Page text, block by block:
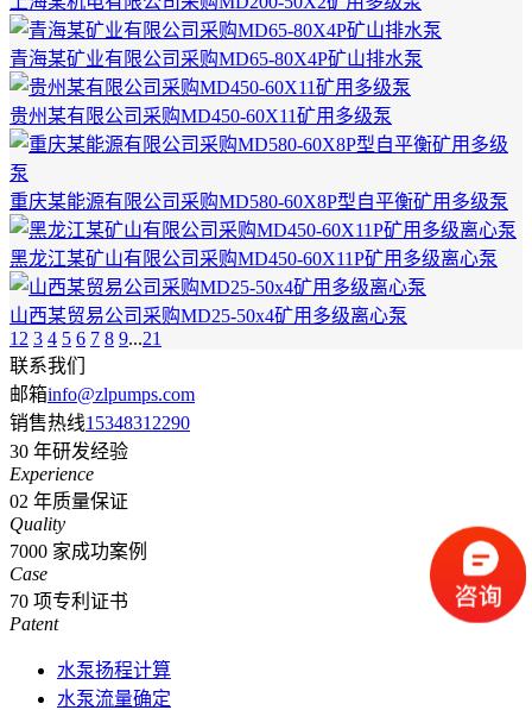
青海某矿业有限公司采购MD65-80X4P矿山排水泵
贵州某有限公司采购MD450-60X11矿用多级泵
重庆某能源有限公司采购MD580-60X8P型自平衡矿用多级泵
黑龙江某矿山有限公司采购MD450-60X11P矿用多级离心泵
山西某贸易公司采购MD25-50x4矿用多级离心泵
1 2 3 4 5 6 7 8 9...21
联系我们
邮箱info@zlpumps.com
销售热线15348312290
30 年研发经验
Experience
02 年质量保证
Quality
7000 家成功案例
Case
70 项专利证书
Patent
水泵扬程计算
水泵流量确定